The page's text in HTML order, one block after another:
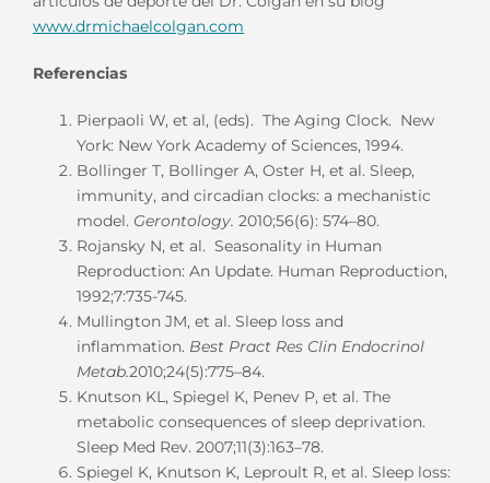
www.drmichaelcolgan.com
Referencias
Pierpaoli W, et al, (eds). The Aging Clock. New
York: New York Academy of Sciences, 1994.
Bollinger T, Bollinger A, Oster H, et al. Sleep,
immunity, and circadian clocks: a mechanistic
model. Gerontology. 2010;56(6): 574–80.
Rojansky N, et al. Seasonality in Human
Reproduction: An Update. Human Reproduction,
1992;7:735-745.
Mullington JM, et al. Sleep loss and
inflammation. Best Pract Res Clin Endocrinol
Metab.2010;24(5):775–84.
Knutson KL, Spiegel K, Penev P, et al. The
metabolic consequences of sleep deprivation.
Sleep Med Rev. 2007;11(3):163–78.
Spiegel K, Knutson K, Leproult R, et al. Sleep loss: